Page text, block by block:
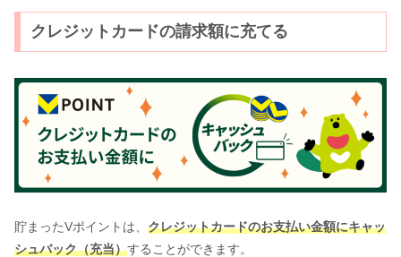
クレジットカードの請求額に充てる
貯まったVポイントは、 クレジットカードのお支払い金額にキャッ
シュバック（充当）することができます。